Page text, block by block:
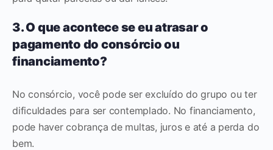
3. O que acontece se eu atrasar o
pagamento do consórcio ou
financiamento?
No consórcio, você pode ser excluído do grupo ou ter
dificuldades para ser contemplado. No financiamento,
pode haver cobrança de multas, juros e até a perda do
bem.